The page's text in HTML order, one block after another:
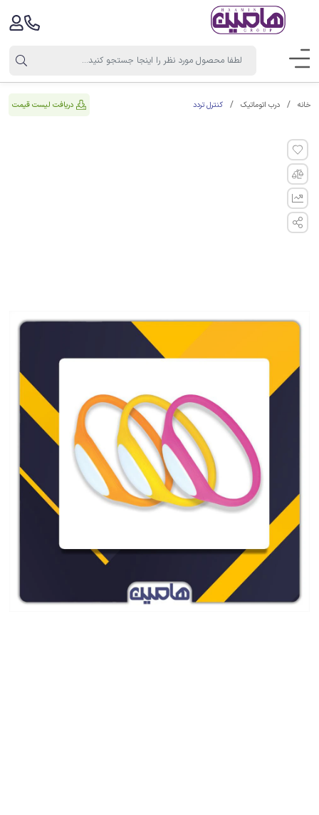
خانه درب اتوماتیک کنترل تردد دریافت لیست قیمت